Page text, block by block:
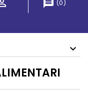
message (0)